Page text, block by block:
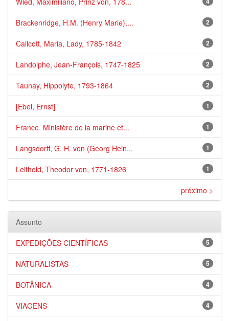
2
Brackenridge, H.M. (Henry Marie),...
2
Callcott, Maria, Lady, 1785-1842
2
Landolphe, Jean-François, 1747-1825
2
Taunay, Hippolyte, 1793-1864
1
[Ebel, Ernst]
1
France. Ministère de la marine et...
1
Langsdorff, G. H. von (Georg Hein...
1
Leithold, Theodor von, 1771-1826
próximo >
Assunto
5
EXPEDIÇÕES CIENTÍFICAS
5
NATURALISTAS
4
BOTÂNICA
4
VIAGENS